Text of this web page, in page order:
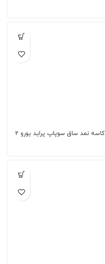
کاسه نمد ساق سوپاپ پراید یورو 2